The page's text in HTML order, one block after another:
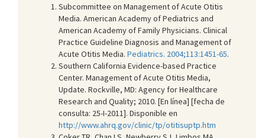
Subcommittee on Management of Acute Otitis
Media. American Academy of Pediatrics and
American Academy of Family Physicians. Clinical
Practice Guideline Diagnosis and Management of
Acute Otitis Media. Pediatrics. 2004;113:1451-65.
Southern California Evidence-based Practice
Center. Management of Acute Otitis Media,
Update. Rockville, MD: Agency for Healthcare
Research and Quality; 2010. [En línea] [fecha de
consulta: 25-I-2011]. Disponible en
http://www.ahrq.gov/clinic/tp/otitisuptp.htm